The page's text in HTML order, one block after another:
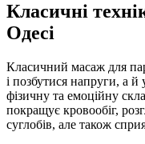
Класичні
Одесі
Класичний масаж для
і позбутися напруги, а й
фізичну та емоційну
покращує кровообіг,
суглобів, але також